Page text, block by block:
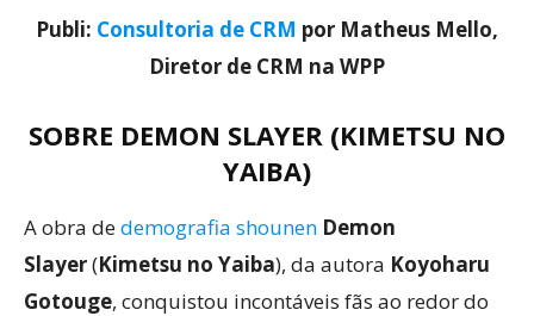
Publi: Consultoria de CRM por Matheus Mello,
Diretor de CRM na WPP
SOBRE DEMON SLAYER (KIMETSU NO
YAIBA)
A obra dedemografia shounen Demon
Slayer(Kimetsu no Yaiba), da autora Koyoharu
Gotouge, conquistou incontáveis fãs ao redor do